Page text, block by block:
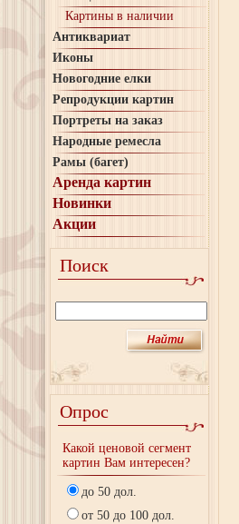
Картины в наличии
Антиквариат
Иконы
Новогодние елки
Репродукции картин
Портреты на заказ
Народные ремесла
Рамы (багет)
Аренда картин
Новинки
Акции
Поиск
Опрос
Какой ценовой сегмент
картин Вам интересен?
до 50 дол.
от 50 до 100 дол.